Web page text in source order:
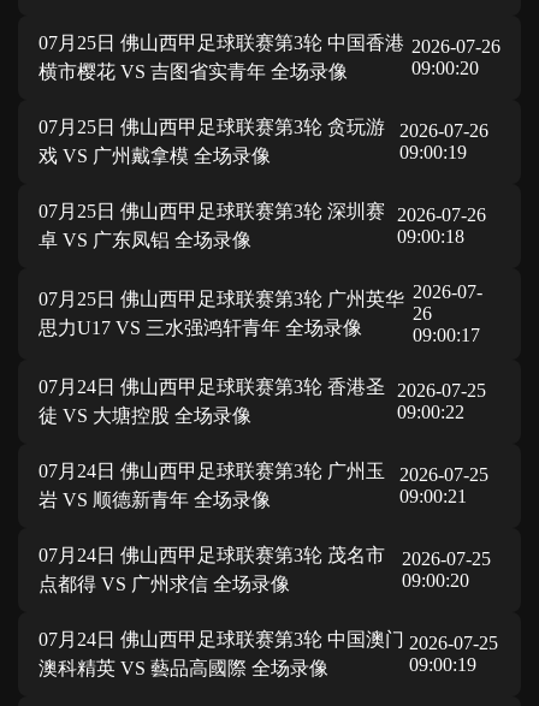
07月25日 佛山西甲足球联赛第3轮 中国香港
横市樱花 VS 吉图省实青年 全场录像
2026-07-26
09:00:20
07月25日 佛山西甲足球联赛第3轮 贪玩游
戏 VS 广州戴拿模 全场录像
2026-07-26
09:00:19
07月25日 佛山西甲足球联赛第3轮 深圳赛
卓 VS 广东凤铝 全场录像
2026-07-26
09:00:18
07月25日 佛山西甲足球联赛第3轮 广州英华
思力U17 VS 三水强鸿轩青年 全场录像
2026-07-
26
09:00:17
07月24日 佛山西甲足球联赛第3轮 香港圣
徒 VS 大塘控股 全场录像
2026-07-25
09:00:22
07月24日 佛山西甲足球联赛第3轮 广州玉
岩 VS 顺德新青年 全场录像
2026-07-25
09:00:21
07月24日 佛山西甲足球联赛第3轮 茂名市
点都得 VS 广州求信 全场录像
2026-07-25
09:00:20
07月24日 佛山西甲足球联赛第3轮 中国澳门
澳科精英 VS 藝品高國際 全场录像
2026-07-25
09:00:19